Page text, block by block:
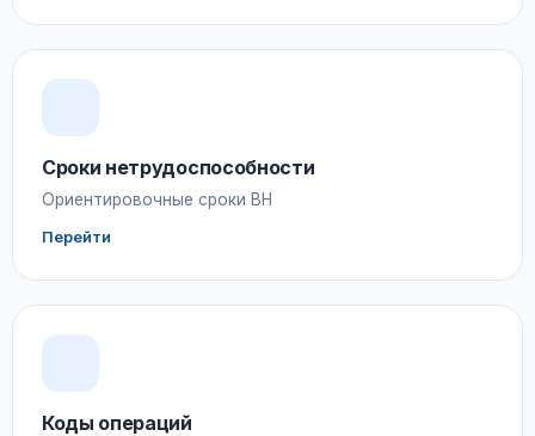
Сроки нетрудоспособности
Ориентировочные сроки ВН
Перейти
Коды операций